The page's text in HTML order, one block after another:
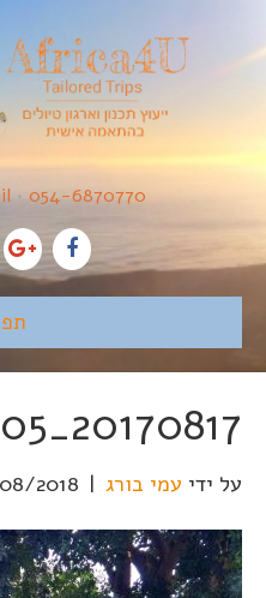
054-6870770
•
20170817_230705 (Large)
על ידי עמי בורג |
2018